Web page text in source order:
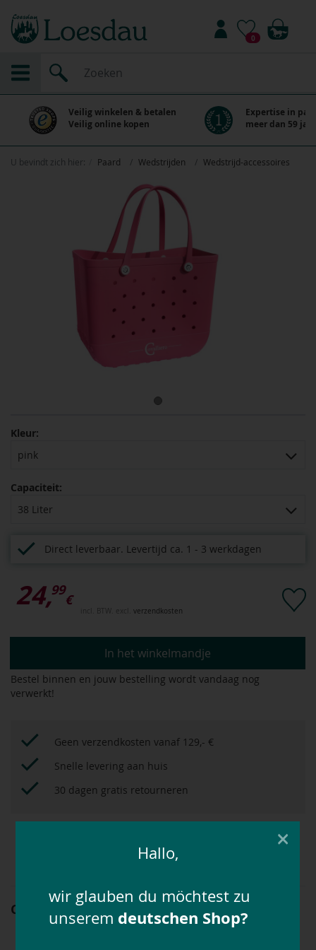
0
Veilig winkelen & betalen
Veilig online kopen
Expertise in
meer dan 59
U bevindt zich hier: Paard Wedstrijden Wedstrijd-accessoires
Kleur:
pink
Capaciteit:
38 Liter
Direct leverbaar. Levertijd ca. 1 - 3 werkdagen
24,99
€
incl. BTW. excl. verzendkosten
In het winkelmandje
Bestel binnen en jouw bestelling wordt vandaag nog
verwerkt!
Geen verzendkosten vanaf 129,- €
Snelle levering aan huis
30 dagen gratis retourneren
Covalliero MulitBag Artikelnummer: 72988 00001
×
Hallo,
wir glauben du möchtest zu
unserem deutschen Shop?